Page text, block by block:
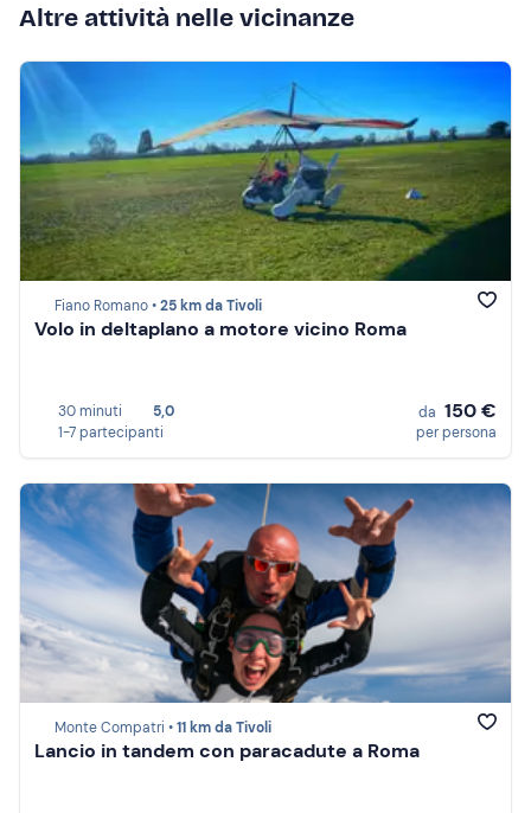
Altre attività nelle vicinanze
Fiano Romano •25 km da Tivoli
Volo in deltaplano a motore vicino Roma
30 minuti
5,0
1-7 partecipanti
da 150 €
per persona
Monte Compatri •11 km da Tivoli
Lancio in tandem con paracadute a Roma